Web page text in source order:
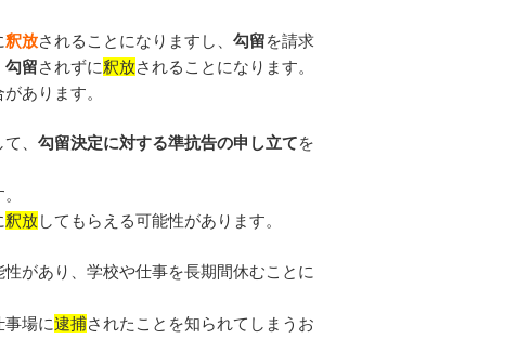
釈放されることになりますし、 勾留を請求
勾留されずに釈放されることになります。
あります。
、 勾留決定に対する準抗告の申し立てを
釈放してもらえる可能性があります。
があり、学校や仕事を長期間休むことに
場に逮捕されたことを知られてしまうお